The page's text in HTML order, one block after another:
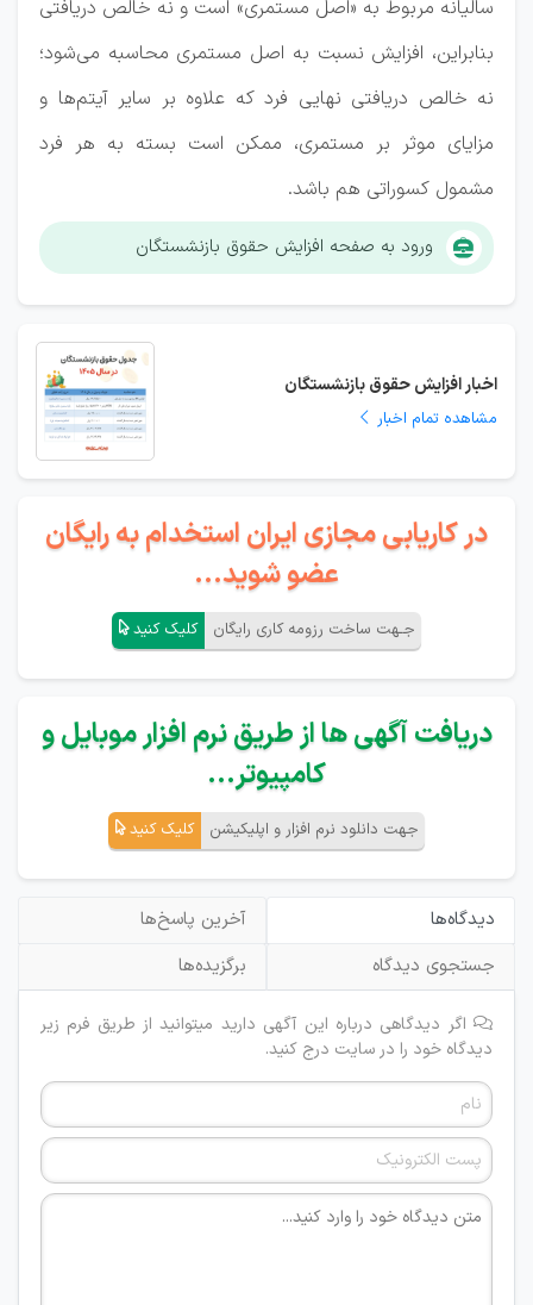
سالیانه مربوط به «اصل مستمری» است و نه خالص دریافتی
بنابراین، افزایش نسبت به اصل مستمری محاسبه می‌شود؛
نه خالص دریافتی نهایی فرد که علاوه بر سایر آیتم‌ها و
مزایای موثر بر مستمری، ممکن است بسته به هر فرد
مشمول کسوراتی هم باشد.
ورود به صفحه افزایش حقوق بازنشستگان
اخبار افزایش حقوق بازنشستگان
مشاهده تمام اخبار
در کاریابی مجازی ایران استخدام به رایگان
عضو شوید...
جـهت ساخت رزومه کاری رایگان کلیک کنید
دریافت آگهی ها از طریق نرم افزار موبایل و
کامپیوتر...
جهت دانلود نرم افزار و اپلیکیشن کلیک کنید
دیدگاه‌ها
آخرین پاسخ‌ها
جستجوی دیدگاه
برگزیده‌ها
اگر دیدگاهی درباره این آگهی دارید میتوانید از طریق فرم زیر
دیدگاه خود را در سایت درج کنید.